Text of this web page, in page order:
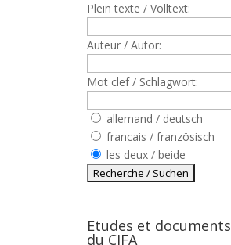
Plein texte / Volltext:
Auteur / Autor:
Mot clef / Schlagwort:
allemand / deutsch
francais / französisch
les deux / beide
Etudes et documents
du CJFA